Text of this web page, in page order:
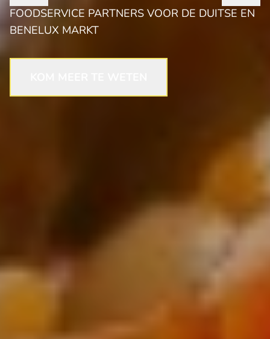
FOODSERVICE PARTNERS VOOR DE DUITSE EN
BENELUX MARKT